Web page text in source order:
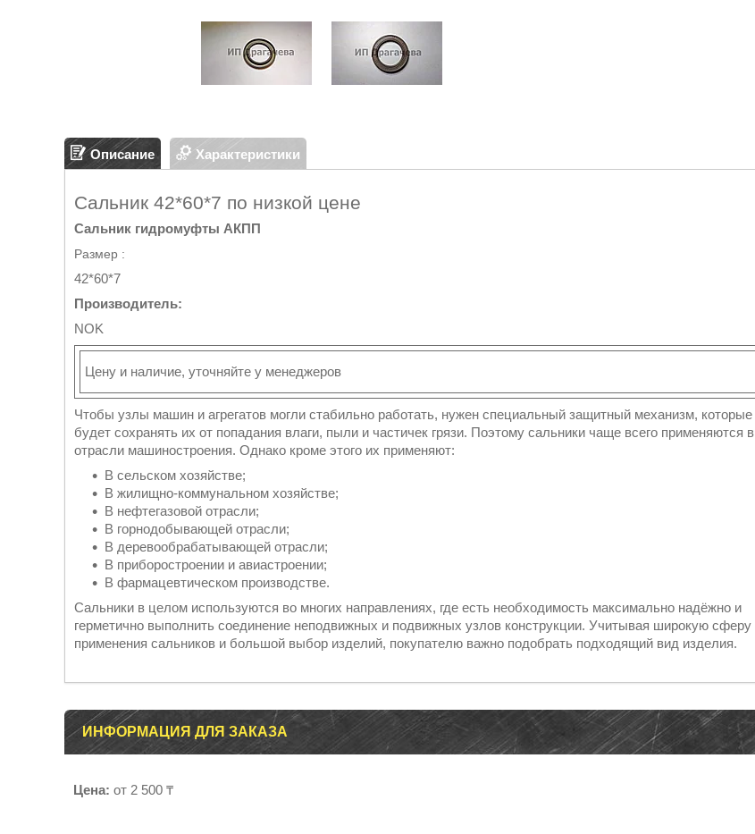
Описание Характеристики
Сальник 42*60*7 по низкой цене
Сальник гидромуфты АКПП
Размер :
42*60*7
Производитель:
NOK
Цену и наличие, уточняйте у менеджеров
Чтобы узлы машин и агрегатов могли стабильно работать, нужен специальный защитный механизм, которые
будет сохранять их от попадания влаги, пыли и частичек грязи. Поэтому сальники чаще всего применяются в
отрасли машиностроения. Однако кроме этого их применяют:
В сельском хозяйстве;
В жилищно-коммунальном хозяйстве;
В нефтегазовой отрасли;
В горнодобывающей отрасли;
В деревообрабатывающей отрасли;
В приборостроении и авиастроении;
В фармацевтическом производстве.
Сальники в целом используются во многих направлениях, где есть необходимость максимально надёжно и
герметично выполнить соединение неподвижных и подвижных узлов конструкции. Учитывая широкую сферу
применения сальников и большой выбор изделий, покупателю важно подобрать подходящий вид изделия.
ИНФОРМАЦИЯ ДЛЯ ЗАКАЗА
Цена: от 2 500 ₸